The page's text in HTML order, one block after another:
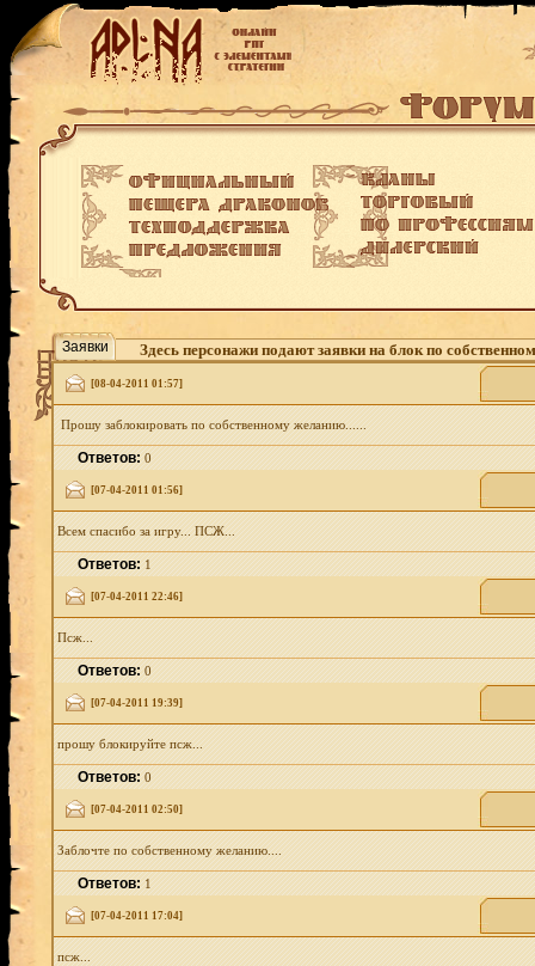
Заявки Здесь персонажи подают заявки на блок по
[08-04-2011 01:57]
Прошу заблокировать по собственному желанию......
Ответов:0
[07-04-2011 01:56]
Всем спасибо за игру... ПСЖ...
Ответов:1
[07-04-2011 22:46]
Псж...
Ответов:0
[07-04-2011 19:39]
прошу блокируйте псж...
Ответов:0
[07-04-2011 02:50]
Заблочте по собственному желанию....
Ответов:1
[07-04-2011 17:04]
псж...